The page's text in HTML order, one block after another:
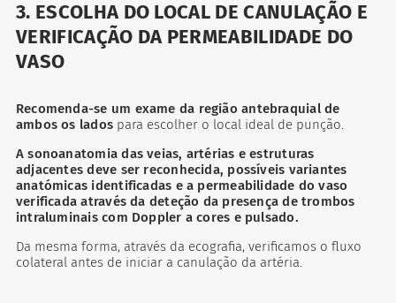
3. ESCOLHA DO LOCAL DE CANULAÇÃO E
VERIFICAÇÃO DA PERMEABILIDADE DO
VASO
Recomenda-se um exame da região antebraquial de
ambos os lados para escolher o local ideal de punção.
A sonoanatomia das veias, artérias e estruturas
adjacentes deve ser reconhecida, possíveis variantes
anatómicas identificadas e a permeabilidade do vaso
verificada através da deteção da presença de trombos
intraluminais com Doppler a cores e pulsado.
Da mesma forma, através da ecografia, verificamos o fluxo
colateral antes de iniciar a canulação da artéria.